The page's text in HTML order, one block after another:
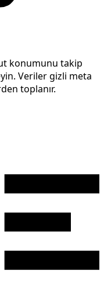
konumunu takip
Veriler gizli meta
toplanır.